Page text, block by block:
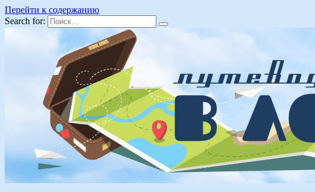
Перейти к содержанию
Search for: